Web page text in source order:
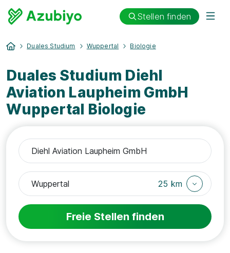
Stellen finden
Duales Studium Wuppertal Biologie
Duales Studium Diehl
Aviation Laupheim GmbH
Wuppertal Biologie
25 km
Freie Stellen finden